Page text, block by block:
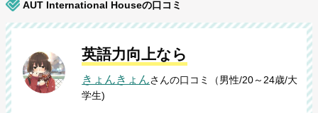
AUT International Houseの口コミ
英語力向上なら
きょんきょんさんの口コミ（男性/20～24歳/大
学生)